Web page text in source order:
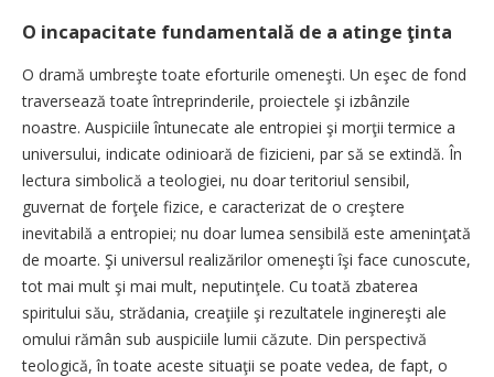
O incapacitate fundamentală de a atinge ţinta
O dramă umbreşte toate eforturile omeneşti. Un eşec de fond
traversează toate întreprinderile, proiectele şi izbânzile
noastre. Auspiciile întunecate ale entropiei şi morţii termice a
universului, indicate odinioară de fizicieni, par să se extindă. În
lectura simbolică a teologiei, nu doar teritoriul sensibil,
guvernat de forţele fizice, e caracterizat de o creştere
inevitabilă a entropiei; nu doar lumea sensibilă este ameninţată
de moarte. Şi universul realizărilor omeneşti îşi face cunoscute,
tot mai mult şi mai mult, neputinţele. Cu toată zbaterea
spiritului său, strădania, creaţiile şi rezultatele inginereşti ale
omului rămân sub auspiciile lumii căzute. Din perspectivă
teologică, în toate aceste situaţii se poate vedea, de fapt, o